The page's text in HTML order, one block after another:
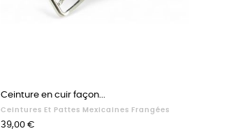
Ceinture en cuir façon...
Ceintures Et Pattes Mexicaines Frangées
Prix
39,00 €